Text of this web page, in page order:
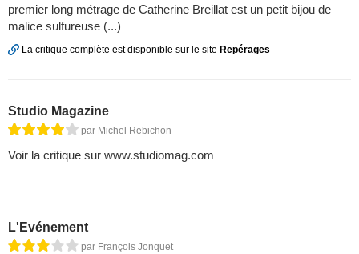
premier long métrage de Catherine Breillat est un petit bijou de
malice sulfureuse (...)
La critique complète est disponible sur le site Repérages
Studio Magazine
par Michel Rebichon
Voir la critique sur www.studiomag.com
L'Evénement
par François Jonquet